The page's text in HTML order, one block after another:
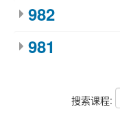
982
981
搜索课程: